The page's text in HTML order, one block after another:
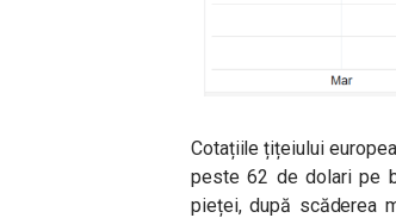
Cotațiile țițeiului
peste 62 de dolari pe
pieței, după scăderea